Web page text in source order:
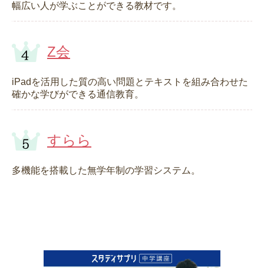
幅広い人が学ぶことができる教材です。
Z会
iPadを活用した質の高い問題とテキストを組み合わせた
確かな学びができる通信教育。
すらら
多機能を搭載した無学年制の学習システム。